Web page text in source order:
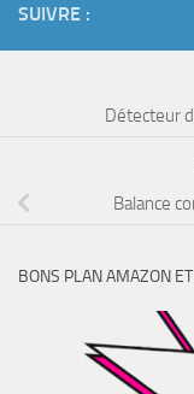
SUIVRE :
Détecteur
Balance
BONS PLAN AMAZON